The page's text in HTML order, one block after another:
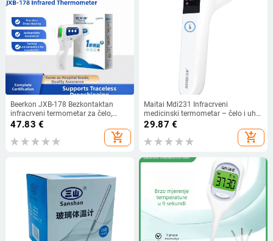
Beerkon JXB-178 Bezkontaktan
infracrveni termometar za čelo,
kućna upotreba, mjerenje
47.83 €
add_shopping_cart
Maitai Mdi231 Infracrveni
medicinski termometar – čelo i uho,
ručni, kontakti i bezkontaktno
mjerenje, 1.5V×2 Baterije, Izdanje
2023
29.87 €
add_shopping_cart